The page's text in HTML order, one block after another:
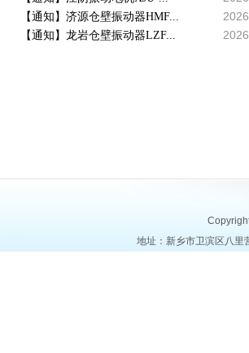
【通知】济源仓壁振动器HMF...
【通知】龙岩仓壁振动器LZF...
地址：新乡市卫滨区八